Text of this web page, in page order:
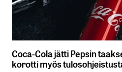
Coca-Cola jätti Pepsin
korotti myös